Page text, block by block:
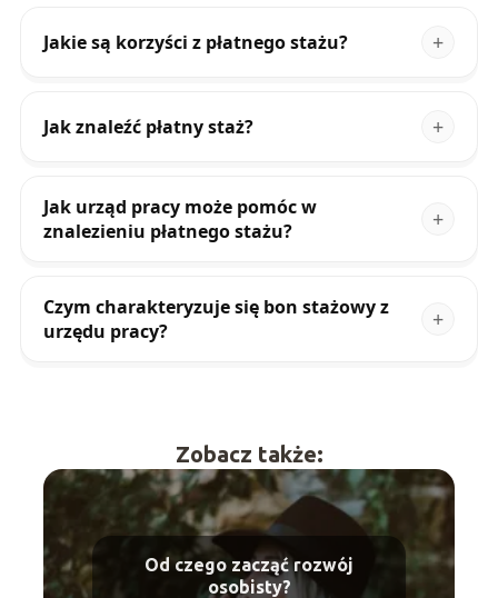
Jakie są korzyści z płatnego stażu?
Jak znaleźć płatny staż?
Jak urząd pracy może pomóc w
znalezieniu płatnego stażu?
Czym charakteryzuje się bon stażowy z
urzędu pracy?
Zobacz także:
Od czego zacząć rozwój
osobisty?